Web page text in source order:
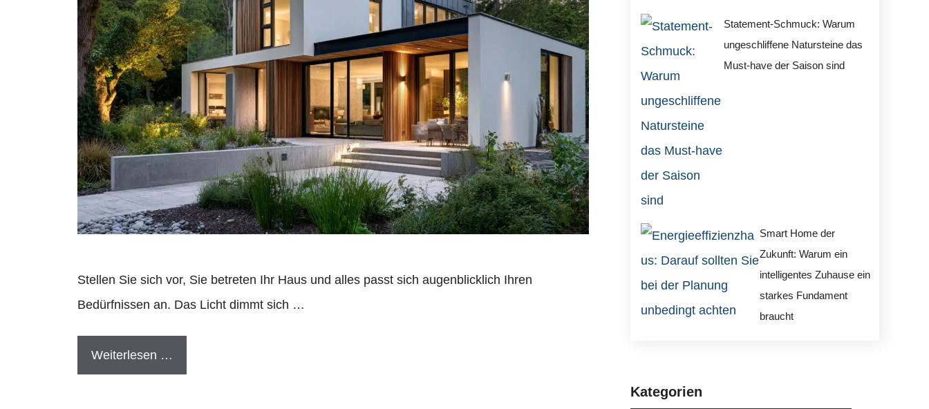
Stellen Sie sich vor, Sie betreten Ihr Haus und alles passt sich augenblicklich Ihren
Bedürfnissen an. Das Licht dimmt sich …
Weiterlesen …
Statement-Schmuck: Warum
ungeschliffene Natursteine das
Must-have der Saison sind
Smart Home der
Zukunft: Warum ein
intelligentes Zuhause ein
starkes Fundament
braucht
Kategorien